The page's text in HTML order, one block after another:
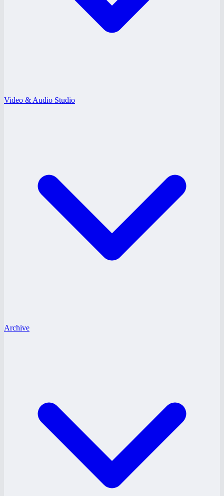
Video & Audio Studio
Archive